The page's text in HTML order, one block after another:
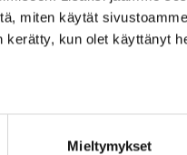
miten käytät
kerätty, kun olet käyttänyt
Mieltymykset
Seinäjoelle Startup-
Yrityskaupat